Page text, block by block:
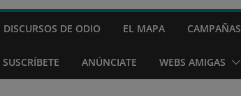
DISCURSOS DE ODIO EL MAPA CAMPAÑAS
SUSCRÍBETE ANÚNCIATE WEBS AMIGAS